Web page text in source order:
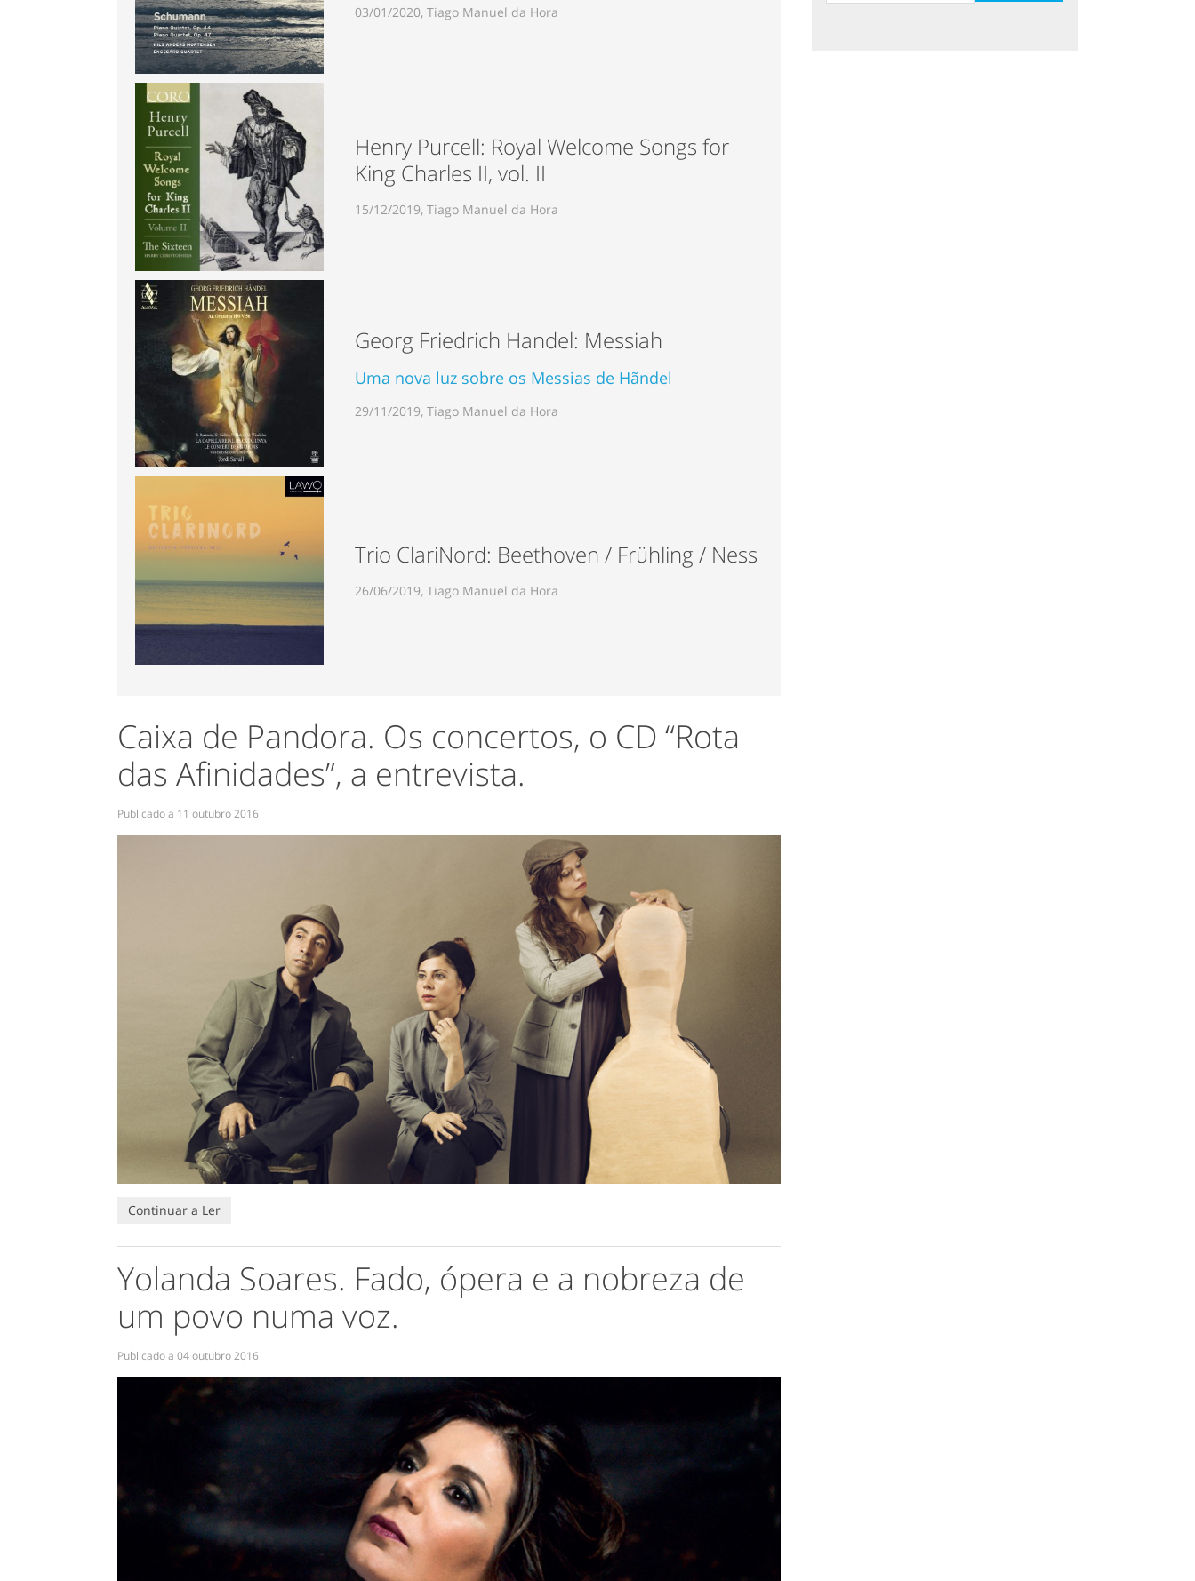
03/01/2020, Tiago Manuel da Hora
Henry Purcell: Royal Welcome Songs for
King Charles II, vol. II
15/12/2019, Tiago Manuel da Hora
Georg Friedrich Handel: Messiah
Uma nova luz sobre os Messias de Hãndel
29/11/2019, Tiago Manuel da Hora
Trio ClariNord: Beethoven / Frühling / Ness
26/06/2019, Tiago Manuel da Hora
Caixa de Pandora. Os concertos, o CD “Rota
das Afinidades”, a entrevista.
Publicado a 11 outubro 2016
Continuar a Ler
Yolanda Soares. Fado, ópera e a nobreza de
um povo numa voz.
Publicado a 04 outubro 2016